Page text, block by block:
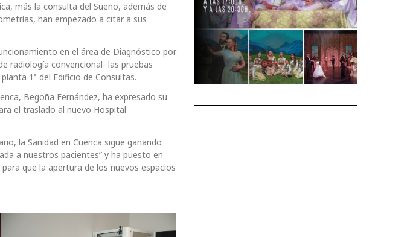
más la consulta del Sueño, además de
han empezado a citar a sus
en el área de Diagnóstico por
radiología convencional- las pruebas
1ª del Edificio de Consultas.
Begoña Fernández, ha expresado su
el traslado al nuevo Hospital
la Sanidad en Cuenca sigue ganando
a nuestros pacientes” y ha puesto en
que la apertura de los nuevos espacios